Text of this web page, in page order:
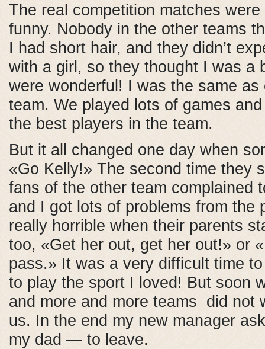
The real competition matches
funny. Nobody in the other teams
I had short hair, and they didn’t
with a girl, so they thought I was a
were wonderful! I was the same as
team. We played lots of games
the best players in the team.
But it all changed one day when
«Go Kelly!» The second time they
fans of the other team complained
and I got lots of problems from the
really horrible when their parents
too, «Get her out, get her out!» or
pass.» It was a very difficult time
to play the sport I loved! But soon
and more and more teams did not
us. In the end my new manager
my dad — to leave.